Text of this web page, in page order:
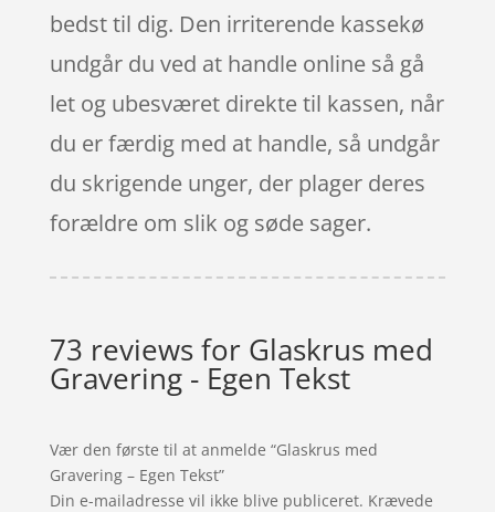
bedst til dig. Den irriterende kassekø
undgår du ved at handle online så gå
let og ubesværet direkte til kassen, når
du er færdig med at handle, så undgår
du skrigende unger, der plager deres
forældre om slik og søde sager.
73 reviews for Glaskrus med
Gravering - Egen Tekst
Vær den første til at anmelde “Glaskrus med
Gravering – Egen Tekst”
Din e-mailadresse vil ikke blive publiceret. Krævede